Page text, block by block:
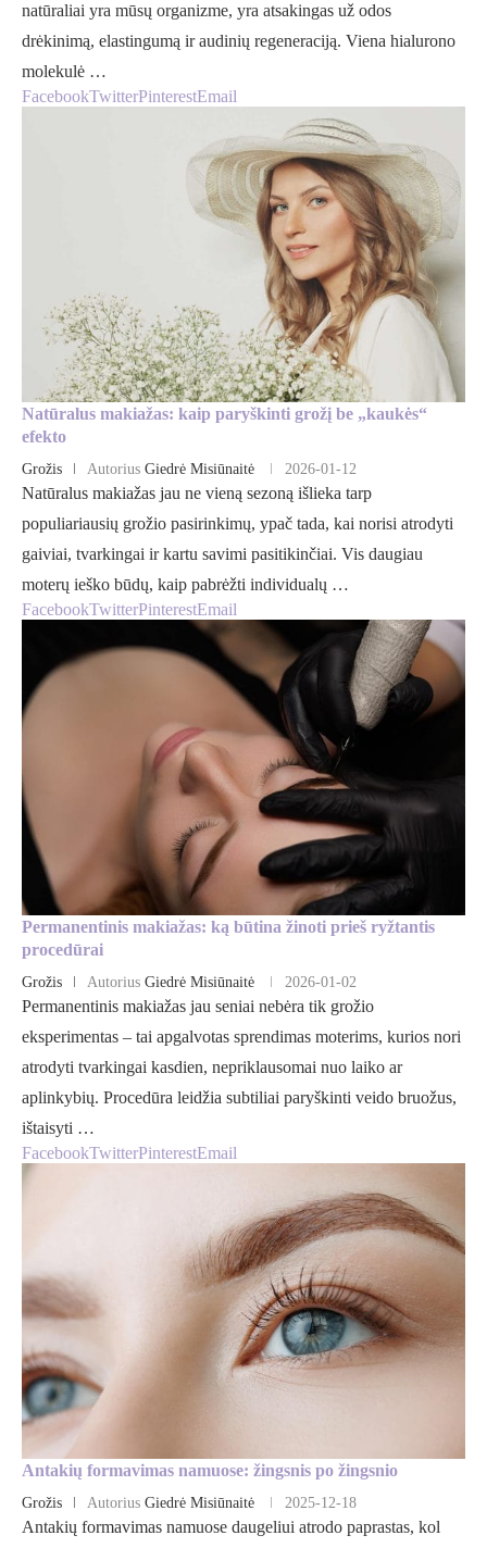
natūraliai yra mūsų organizme, yra atsakingas už odos
drėkinimą, elastingumą ir audinių regeneraciją. Viena hialurono
molekulė …
FacebookTwitterPinterestEmail
Natūralus makiažas: kaip paryškinti grožį be „kaukės“
efekto
Grožis Autorius Giedrė Misiūnaitė 2026-01-12
Natūralus makiažas jau ne vieną sezoną išlieka tarp
populiariausių grožio pasirinkimų, ypač tada, kai norisi atrodyti
gaiviai, tvarkingai ir kartu savimi pasitikinčiai. Vis daugiau
moterų ieško būdų, kaip pabrėžti individualų …
FacebookTwitterPinterestEmail
Permanentinis makiažas: ką būtina žinoti prieš ryžtantis
procedūrai
Grožis Autorius Giedrė Misiūnaitė 2026-01-02
Permanentinis makiažas jau seniai nebėra tik grožio
eksperimentas – tai apgalvotas sprendimas moterims, kurios nori
atrodyti tvarkingai kasdien, nepriklausomai nuo laiko ar
aplinkybių. Procedūra leidžia subtiliai paryškinti veido bruožus,
ištaisyti …
FacebookTwitterPinterestEmail
Antakių formavimas namuose: žingsnis po žingsnio
Grožis Autorius Giedrė Misiūnaitė 2025-12-18
Antakių formavimas namuose daugeliui atrodo paprastas, kol